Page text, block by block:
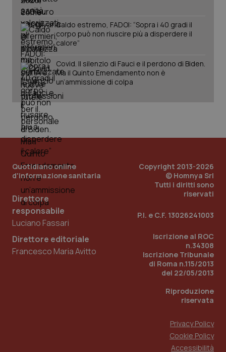
Caldo estremo, FADOI: “Sopra i 40 gradi il
corpo può non riuscire più a disperdere il
calore”
Covid. Il silenzio di Fauci e il perdono di Biden.
Ma il Quinto Emendamento non è
un’ammissione di colpa
Quotidiano online
d'informazione sanitaria
Direttore
responsabile
Luciano Fassari
Direttore editoriale
Francesco Maria Avitto
Copyright 2013-2026
© Homnya Srl
Tutti i diritti sono
riservati
P.I. e C.F. 13026241003
Iscrizione al ROC
n.34308
Iscrizione Tribunale
di Roma n.115/2013
del 22/05/2013
Riproduzione
riservata
Privacy Policy
Cookie Policy
Accessibilità
_ga
PHP.net
www.quotidianosanita.it